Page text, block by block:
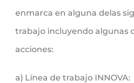
enmarca en alguna delas
trabajo incluyendo algunas
acciones:
a) Línea de trabajo INNOVA: